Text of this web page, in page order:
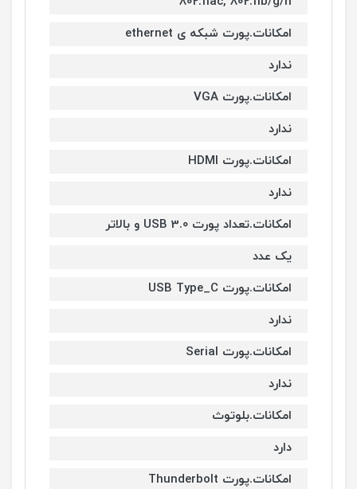
امکانات.پورت شبکه ی ethernet
ندارد
امکانات.پورت VGA
ندارد
امکانات.پورت HDMI
ندارد
امکانات.تعداد پورت USB 3.0 و بالاتر
یک عدد
امکانات.پورت USB Type_C
ندارد
امکانات.پورت Serial
ندارد
امکانات.بلوتوث
دارد
امکانات.پورت Thunderbolt